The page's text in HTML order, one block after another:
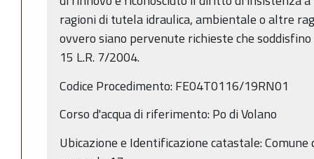
ragioni di tutela idraulica, ambientale o altre
ovvero siano pervenute richieste che
15 L.R. 7/2004.
Codice Procedimento: FE04T0116/19RN01
Corso d'acqua di riferimento: Po di Volano
Ubicazione e Identificazione catastale: